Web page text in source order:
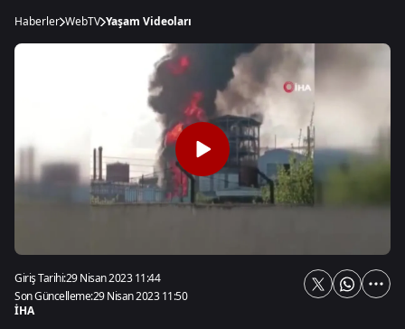
Haberler WebTV Yaşam Videoları
Giriş Tarihi:29 Nisan 2023 11:44
Son Güncelleme:29 Nisan 2023 11:50
İHA